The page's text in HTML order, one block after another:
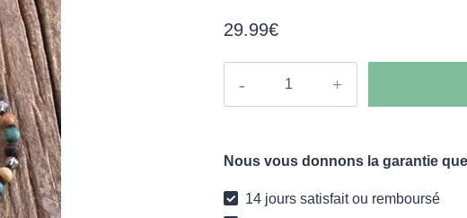
29.99€
Aloisia
Nous vous donnons la garantie
14 jours satisfait ou remboursé